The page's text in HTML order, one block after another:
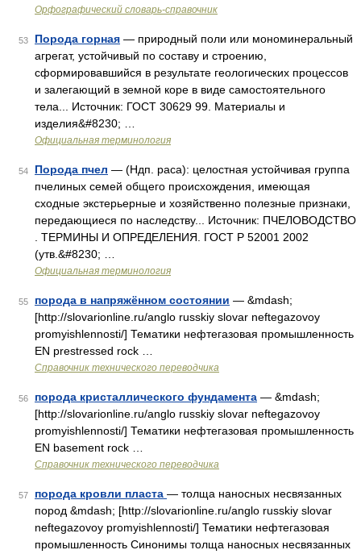
Орфографический словарь-справочник
53 Порода горная — природный поли или мономинеральный
агрегат, устойчивый по составу и строению,
сформировавшийся в результате геологических процессов
и залегающий в земной коре в виде самостоятельного
тела... Источник: ГОСТ 30629 99. Материалы и
изделия&#8230; …
Официальная терминология
54 Порода пчел — (Ндп. раса): целостная устойчивая группа
пчелиных семей общего происхождения, имеющая
сходные экстерьерные и хозяйственно полезные признаки,
передающиеся по наследству... Источник: ПЧЕЛОВОДСТВО
. ТЕРМИНЫ И ОПРЕДЕЛЕНИЯ. ГОСТ Р 52001 2002
(утв.&#8230; …
Официальная терминология
55 порода в напряжённом состоянии — &mdash;
[http://slovarionline.ru/anglo russkiy slovar neftegazovoy
promyishlennosti/] Тематики нефтегазовая промышленность
EN prestressed rock …
Справочник технического переводчика
56 порода кристаллического фундамента — &mdash;
[http://slovarionline.ru/anglo russkiy slovar neftegazovoy
promyishlennosti/] Тематики нефтегазовая промышленность
EN basement rock …
Справочник технического переводчика
57 порода кровли пласта — толща наносных несвязанных
пород &mdash; [http://slovarionline.ru/anglo russkiy slovar
neftegazovoy promyishlennosti/] Тематики нефтегазовая
промышленность Синонимы толща наносных несвязанных